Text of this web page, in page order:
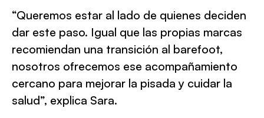
“Queremos estar al lado de quienes deciden
dar este paso. Igual que las propias marcas
recomiendan una transición al barefoot,
nosotros ofrecemos ese acompañamiento
cercano para mejorar la pisada y cuidar la
salud”, explica Sara.